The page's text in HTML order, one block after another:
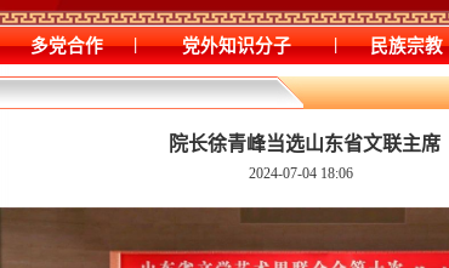
多党合作 | 党外知识分子 | 民族宗教
院长徐青峰当选山东省文联主席
2024-07-04 18:06